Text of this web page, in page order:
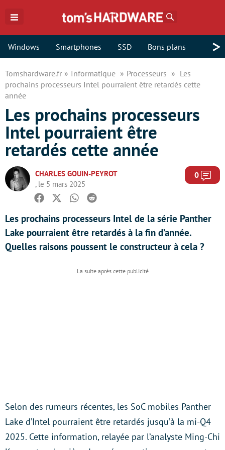
Windows Smartphones SSD Bons plans >
Tomshardware.fr Informatique Processeurs
Les
prochains processeurs Intel pourraient être retardés cette
année
Les prochains processeurs
Intel pourraient être
retardés cette année
CHARLES GOUIN-PEYROT
, le 5 mars 2025
0
Facebook
TwitterWhatsapp
Reddit
Les prochains processeurs Intel de la série Panther
Lake pourraient être retardés à la fin d’année.
Quelles raisons poussent le constructeur à cela ?
Selon des rumeurs récentes, les SoC mobiles Panther
Lake d’Intel pourraient être retardés jusqu’à la mi-Q4
2025. Cette information, relayée par l’analyste Ming-Chi